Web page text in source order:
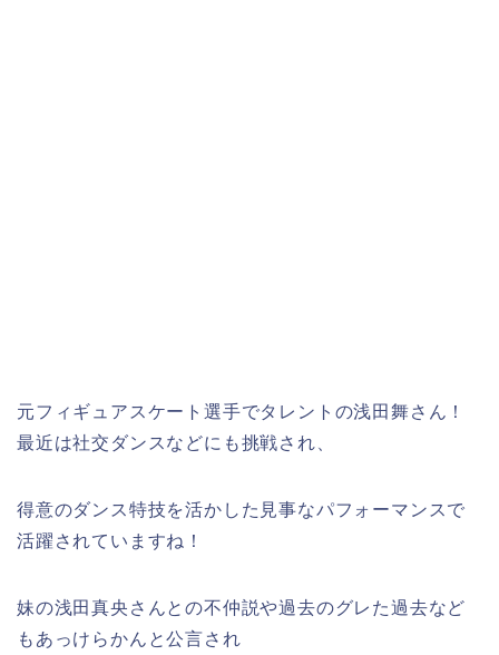
元フィギュアスケート選手でタレントの浅田舞さん！
最近は社交ダンスなどにも挑戦され、
得意のダンス特技を活かした見事なパフォーマンスで
活躍されていますね！
妹の浅田真央さんとの不仲説や過去のグレた過去など
もあっけらかんと公言され